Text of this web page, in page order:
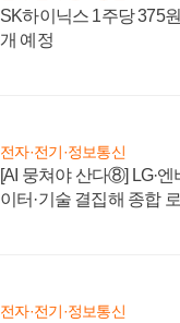
SK하이닉스 1주당 375
개 예정
전자·전기·정보통신
[AI 뭉쳐야 산다⑧] LG·엔
이터·기술 결집해 종합
전자·전기·정보통신